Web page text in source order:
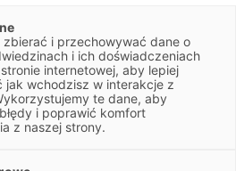
zbierać i przechowywać dane o
i ich doświadczeniach
internetowej, aby lepiej
jak wchodzisz w interakcje z
te dane, aby
i poprawić komfort
z naszej strony.